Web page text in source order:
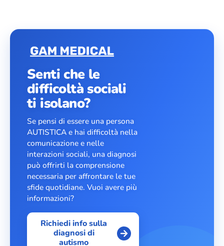
Senti che le
difficoltà sociali
ti isolano?
Se pensi di essere una persona
AUTISTICA e hai difficoltà nella
comunicazione e nelle
interazioni sociali, una diagnosi
può offrirti la comprensione
necessaria per affrontare le tue
sfide quotidiane. Vuoi avere più
informazioni?
Richiedi info sulla
diagnosi di
autismo